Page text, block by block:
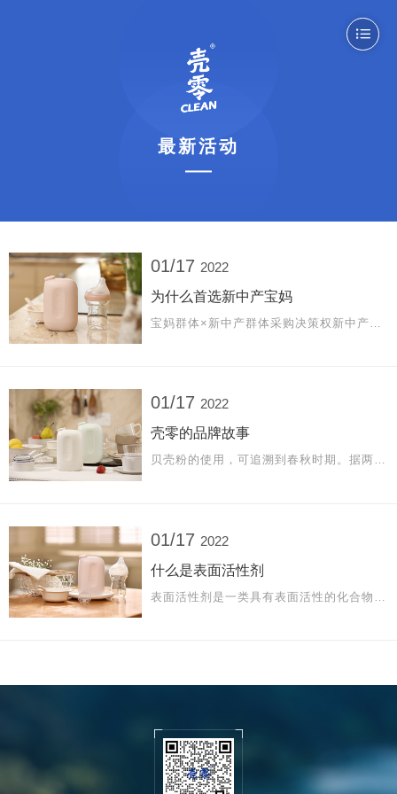

最新活动
01/17 2022
为什么首选新中产宝妈
宝妈群体×新中产群体采购决策权新中产宝妈掌管家庭餐桌和家居清洁采购决策权，以宝宝需求为核心建立家庭采购标准。较高学习力新中产宝妈拥有较高的受教育水平，本科以上学历占比60%以上，拥有较高学习认知能力。 较好经济基础新中产宝妈拥有较好经济基础，愿意通过产品性能提升解放居家劳务，实现生活品质的提升。理性消费观新中产宝妈平衡考虑“品牌-价格-质量”关系，不再盲从品牌，但愿意为品牌应有溢价买单。 积极
01/17 2022
壳零的品牌故事
贝壳粉的使用，可追溯到春秋时期。据两千多年前《周礼·考工记》记载，古人用「栏灰」和「蜃」混合液体清洗油质丝帛。蜃，就是贝壳粉。 千百年来，在福建沿海的一些村落，老人家会将煅烧后的贝壳粉兑水，秋冬季节用于浸泡餐具预防流感。多年前，壳零创始人陈总出差日本时发现，日本沿海村民同样有类似习惯，用贝壳粉洗涤日常果蔬餐具。 古籍的记载，民间的妙用，让陈总萌生了将贝壳粉推向更广泛用途的想法。经过四年的潜
01/17 2022
什么是表面活性剂